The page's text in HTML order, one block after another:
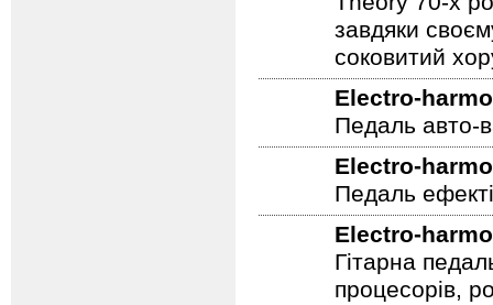
завдяки
соковитий
Electro-
Педаль авто-
Electro-
Педаль
Electro-
Гітарна
процесорів,